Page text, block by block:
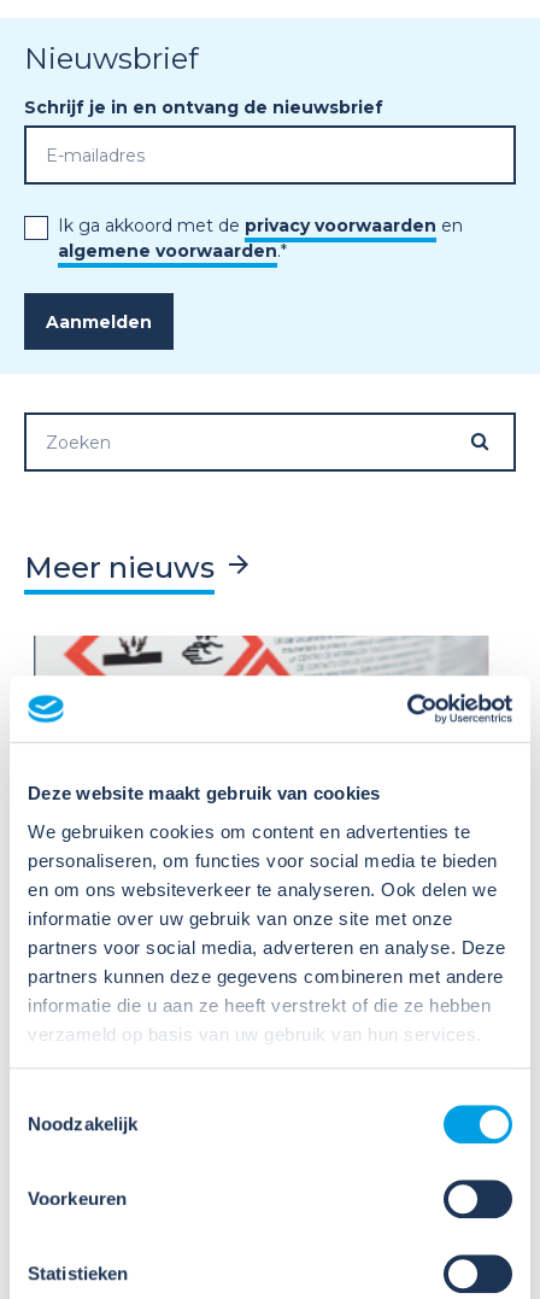
Deze website maakt gebruik van cookies
We gebruiken cookies om content en advertenties te
personaliseren, om functies voor social media te bieden
en om ons websiteverkeer te analyseren. Ook delen we
informatie over uw gebruik van onze site met onze
partners voor social media, adverteren en analyse. Deze
partners kunnen deze gegevens combineren met andere
informatie die u aan ze heeft verstrekt of die ze hebben
verzameld op basis van uw gebruik van hun services.
Noodzakelijk
Voorkeuren
Statistieken
Nieuwsbrief
Schrijf je in en ontvang de nieuwsbrief
Ik ga akkoord met de privacy voorwaarden en
algemene voorwaarden.*
Meer nieuws
09
Jul
2026
Nieuws
VIB of WIK? Wat heb je nodig om
veilig te werken met gevaarlijke
stoffen?
Veel organisaties hebben
Veiligheidsinformatiebladen (VIB's) of mini-VIB's
werken. Dat is een belangrijke eerste stap, maar
daarmee voldoe je nog niet aan de verplichtingen